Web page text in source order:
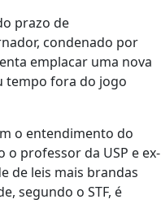
prazo de
condenado por
emplacar uma nova
tempo fora do jogo
o entendimento do
o professor da USP e ex-
de leis mais brandas
segundo o STF, é